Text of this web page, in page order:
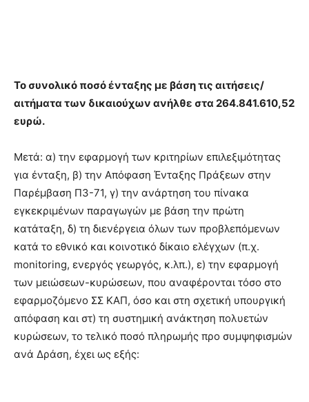
Το συνολικό ποσό ένταξης με βάση τις αιτήσεις/
αιτήματα των δικαιούχων ανήλθε στα 264.841.610,52
ευρώ.
Μετά: α) την εφαρμογή των κριτηρίων επιλεξιμότητας
για ένταξη, β) την Απόφαση Ένταξης Πράξεων στην
Παρέμβαση Π3-71, γ) την ανάρτηση του πίνακα
εγκεκριμένων παραγωγών με βάση την πρώτη
κατάταξη, δ) τη διενέργεια όλων των προβλεπόμενων
κατά το εθνικό και κοινοτικό δίκαιο ελέγχων (π.χ.
monitoring, ενεργός γεωργός, κ.λπ.), ε) την εφαρμογή
των μειώσεων-κυρώσεων, που αναφέρονται τόσο στο
εφαρμοζόμενο ΣΣ ΚΑΠ, όσο και στη σχετική υπουργική
απόφαση και στ) τη συστημική ανάκτηση πολυετών
κυρώσεων, το τελικό ποσό πληρωμής προ συμψηφισμών
ανά Δράση, έχει ως εξής: